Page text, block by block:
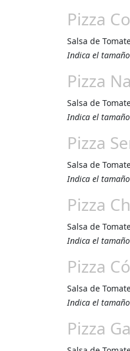
Pizza
Salsa de
Indica el
Pizza
Salsa de
Indica el
Pizza
Salsa de
Indica el
Pizza
Salsa de
Indica el
Pizza
Salsa de
Indica el
Pizza